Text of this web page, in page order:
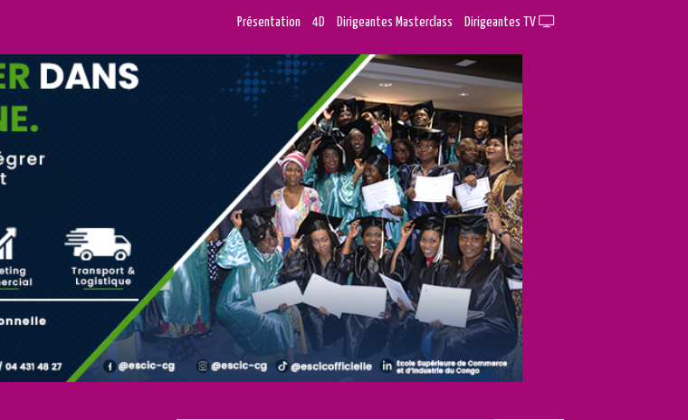
Présentation 4D Dirigeantes Masterclass Dirigeantes TV